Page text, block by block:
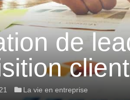
de
client
La vie en entreprise